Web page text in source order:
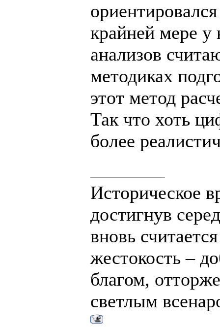
крайней мере у
анализов
методиках
этот метод
Так что хоть
более
Историческое
достигнув
вновь
жестокость –
благом,
светлым